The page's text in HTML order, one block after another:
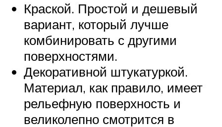
Краской. Простой и дешевый
вариант, который лучше
комбинировать с другими
поверхностями.
Декоративной штукатуркой.
Материал, как правило, имеет
рельефную поверхность и
великолепно смотрится в